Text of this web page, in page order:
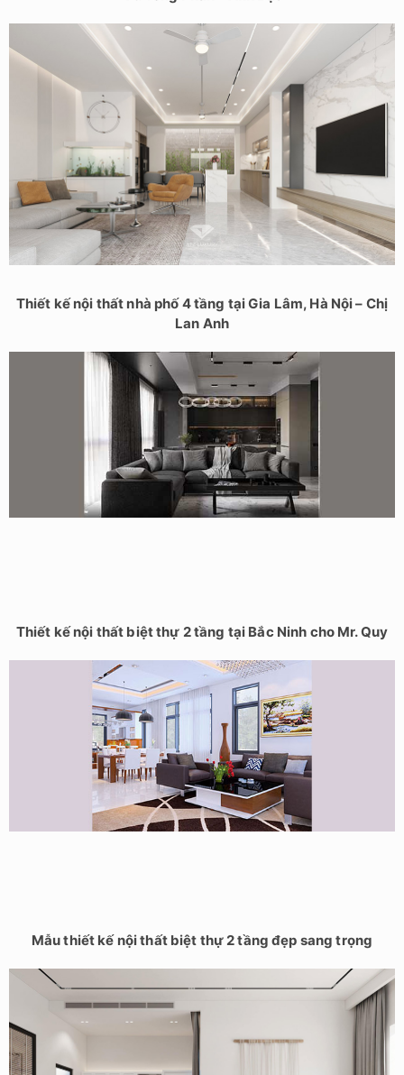
Thiết kế nội thất nhà phố 4 tầng tại Gia Lâm, Hà Nội – Chị
Lan Anh
Thiết kế nội thất biệt thự 2 tầng tại Bắc Ninh cho Mr. Quy
Mẫu thiết kế nội thất biệt thự 2 tầng đẹp sang trọng